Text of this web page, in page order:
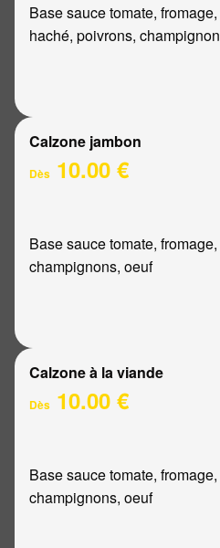
Base sauce tomate,
haché, poivrons,
Calzone jambon
Dès 10.00 €
Base sauce tomate,
champignons, oeuf
Calzone à la viande
Dès 10.00 €
Base sauce tomate,
champignons, oeuf